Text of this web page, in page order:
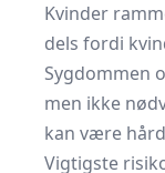
Kvinder
dels fordi
Sygdommen
men ikke
kan være
Vigtigste